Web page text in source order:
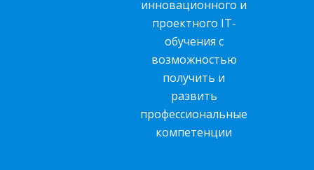
инновационного и
проектного IT-
обучения с
возможностью
получить и
развить
профессиональные
компетенции